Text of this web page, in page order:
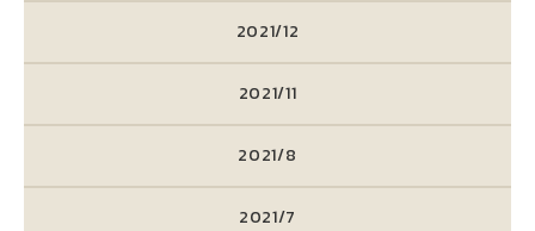
2021/12
2021/11
2021/8
2021/7